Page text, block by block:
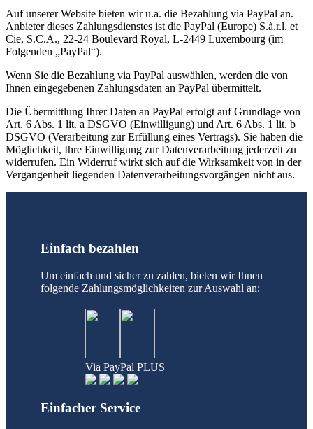
Auf unserer Website bieten wir u.a. die Bezahlung via PayPal an.
Anbieter dieses Zahlungsdienstes ist die PayPal (Europe) S.à.r.l. et
Cie, S.C.A., 22-24 Boulevard Royal, L-2449 Luxembourg (im
Folgenden „PayPal“).
Wenn Sie die Bezahlung via PayPal auswählen, werden die von
Ihnen eingegebenen Zahlungsdaten an PayPal übermittelt.
Die Übermittlung Ihrer Daten an PayPal erfolgt auf Grundlage von
Art. 6 Abs. 1 lit. a DSGVO (Einwilligung) und Art. 6 Abs. 1 lit. b
DSGVO (Verarbeitung zur Erfüllung eines Vertrags). Sie haben die
Möglichkeit, Ihre Einwilligung zur Datenverarbeitung jederzeit zu
widerrufen. Ein Widerruf wirkt sich auf die Wirksamkeit von in der
Vergangenheit liegenden Datenverarbeitungsvorgängen nicht aus.
Einfach bezahlen
Um einfach und sicher zu zahlen, bieten wir Ihnen
folgende Zahlungsmöglichkeiten zur Auswahl an:
Via PayPal PLUS
Einfacher Service